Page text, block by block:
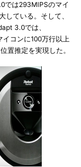
では293MIPSのマイ
している。そして、
3.0では、
コンに100万行以上
置推定を実現した。